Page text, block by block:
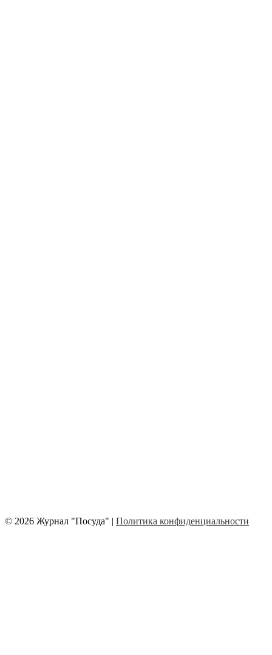
© 2026 Журнал "Посуда" | Политика конфиденциальности